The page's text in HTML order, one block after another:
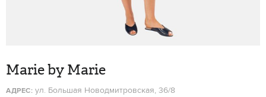
Marie by Marie
АДРЕС: ул. Большая Новодмитровская, 36/8